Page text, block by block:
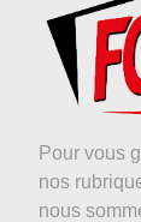
Pour vous
nos
nous